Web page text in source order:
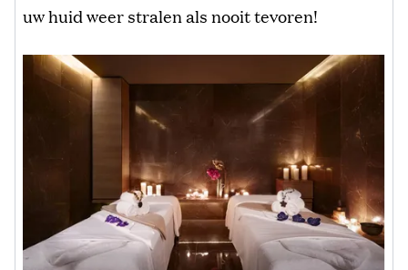
uw huid weer stralen als nooit tevoren!